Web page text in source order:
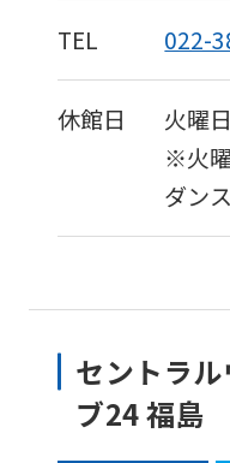
TEL 022-
休館日
火曜
※火
ダン
セントラ
ブ24 福島